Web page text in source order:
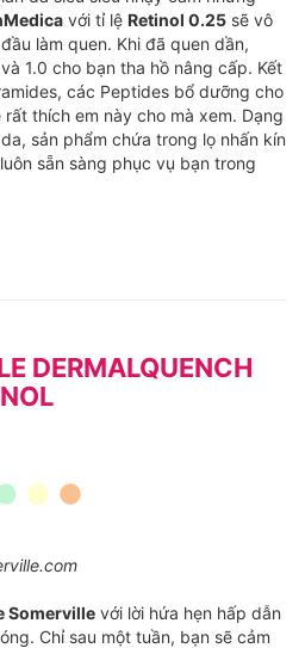
với tỉ lệ Retinol 0.25 sẽ vô
làm quen. Khi đã quen dần,
1.0 cho bạn tha hồ nâng cấp. Kết
các Peptides bổ dưỡng cho
thích em này cho mà xem. Dạng
sản phẩm chứa trong lọ nhấn kín
sẵn sàng phục vụ bạn trong
DERMALQUENCH
Somerville với lời hứa hẹn hấp dẫn
Chỉ sau một tuần, bạn sẽ cảm